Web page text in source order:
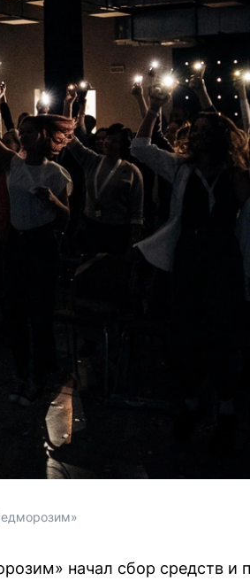
начал сбор средств и